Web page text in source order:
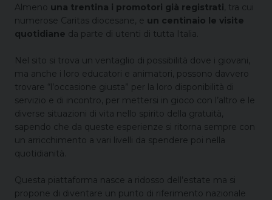
Almeno una trentina i promotori già registrati, tra cui
numerose Caritas diocesane, e un centinaio le visite
quotidiane da parte di utenti di tutta Italia.
Nel sito si trova un ventaglio di possibilità dove i giovani,
ma anche i loro educatori e animatori, possono davvero
trovare “l’occasione giusta” per la loro disponibilità di
servizio e di incontro, per mettersi in gioco con l’altro e le
diverse situazioni di vita nello spirito della gratuità,
sapendo che da queste esperienze si ritorna sempre con
un arricchimento a vari livelli da spendere poi nella
quotidianità.
Questa piattaforma nasce a ridosso dell’estate ma si
propone di diventare un punto di riferimento nazionale